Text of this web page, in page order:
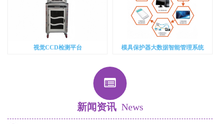
视觉CCD检测平台 模具保护器大数据智能管理系统
新闻资讯 News